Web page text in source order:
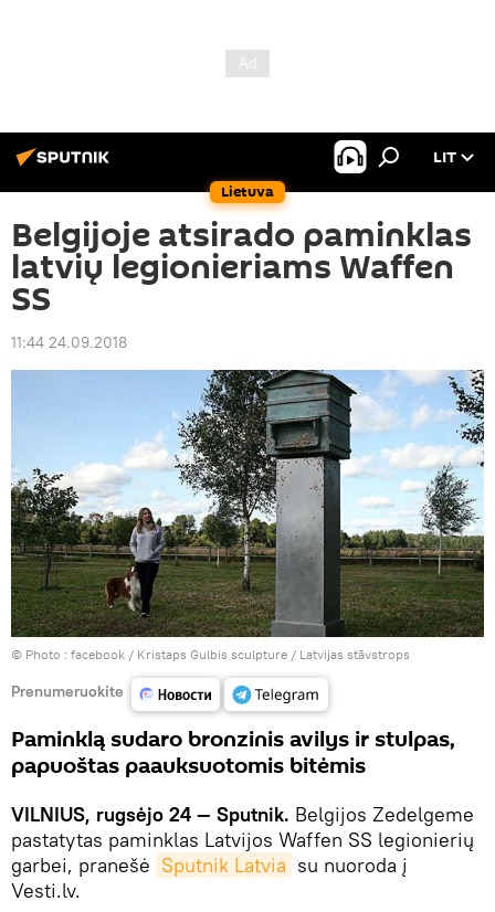
Lietuva
LIT
Belgijoje atsirado paminklas
latvių legionieriams Waffen
SS
11:44 24.09.2018
© Photo : facebook / Kristaps Gulbis sculpture / Latvijas stāvstrops
Prenumeruokite
Paminklą sudaro bronzinis avilys ir stulpas,
papuoštas paauksuotomis bitėmis
VILNIUS, rugsėjo 24 — Sputnik. Belgijos Zedelgeme
pastatytas paminklas Latvijos Waffen SS legionierių
garbei, pranešė Sputnik Latvia su nuoroda į
Vesti.lv.